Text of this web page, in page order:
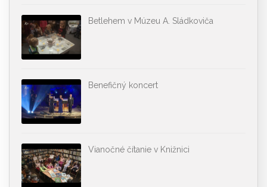
Betlehem v Múzeu A. Sládkoviča
Benefičný koncert
Vianočné čítanie v Knižnici